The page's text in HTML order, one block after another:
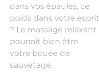
dans vos épaules, ce
poids dans votre esprit
? Le massage relaxant
pourrait bien être
votre bouée de
sauvetage.